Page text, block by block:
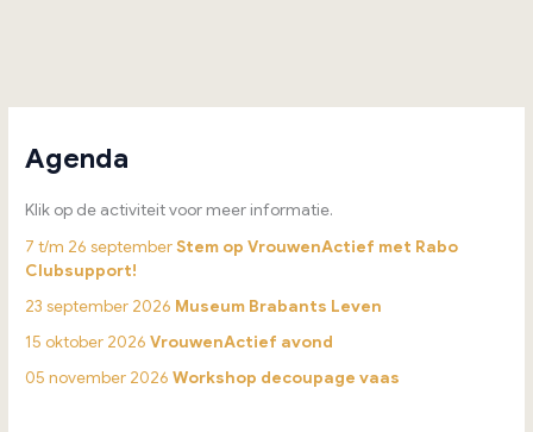
Agenda
Klik op de activiteit voor meer informatie.
7 t/m 26 septemberStem op VrouwenActief met Rabo
Clubsupport!
23 september 2026 Museum Brabants Leven
15 oktober 2026VrouwenActief avond
05 november 2026Workshop decoupage vaas